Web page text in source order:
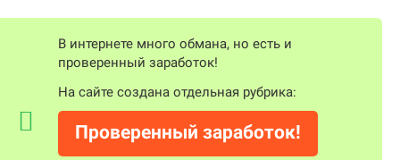
В интернете много обмана, но есть и
проверенный заработок!
На сайте создана отдельная рубрика:
Проверенный заработок!